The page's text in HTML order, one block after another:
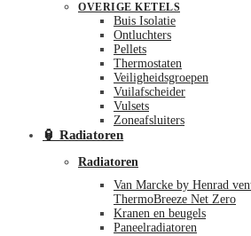
OVERIGE KETELS
Buis Isolatie
Ontluchters
Pellets
Thermostaten
Veiligheidsgroepen
Vuilafscheider
Vulsets
Zoneafsluiters
🏮 Radiatoren
Radiatoren
Van Marcke by Henrad
ThermoBreeze Net Zero
Kranen en beugels
Paneelradiatoren